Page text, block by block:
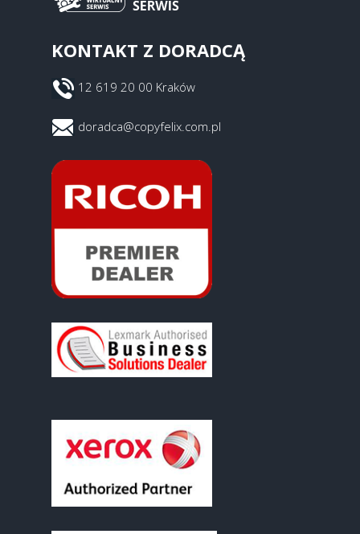
KONTAKT Z DORADCĄ
12 619 20 00 Kraków
doradca@copyfelix.com.pl